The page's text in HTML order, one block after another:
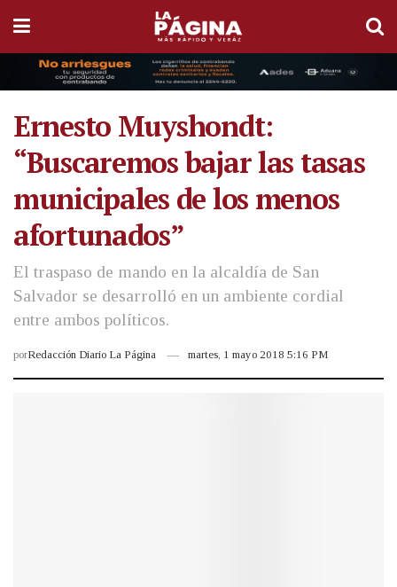
Ernesto Muyshondt:
“Buscaremos bajar las tasas
municipales de los menos
afortunados”
El traspaso de mando en la alcaldía de San
Salvador se desarrolló en un ambiente cordial
entre ambos políticos.
porRedacción Diario La Página martes, 1 mayo 2018 5:16 PM